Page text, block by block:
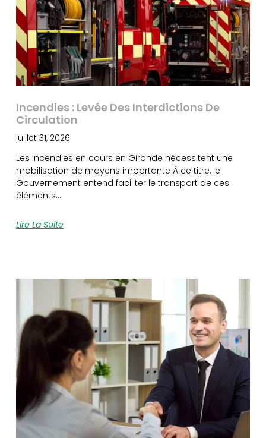
Incendies : Levée Des Interdictions De
Circulation
juillet 31, 2026
Les incendies en cours en Gironde nécessitent une
mobilisation de moyens importante À ce titre, le
Gouvernement entend faciliter le transport de ces
éléments…
Lire La Suite